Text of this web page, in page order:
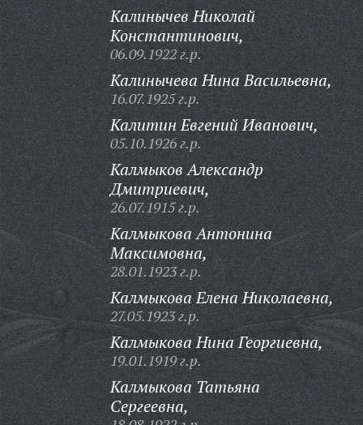
Калинычев Николай
Константинович,
06.09.1922 г.р.
Калинычева Нина Васильевна,
16.07.1925 г.р.
Калитин Евгений Иванович,
05.10.1926 г.р.
Калмыков Александр
Дмитриевич,
26.07.1915 г.р.
Калмыкова Антонина
Максимовна,
28.01.1923 г.р.
Калмыкова Елена Николаевна,
27.05.1923 г.р.
Калмыкова Нина Георгиевна,
19.01.1919 г.р.
Калмыкова Татьяна
Сергеевна,